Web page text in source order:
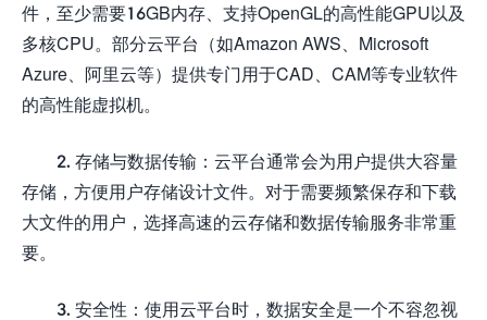
件，至少需要16GB内存、支持OpenGL的高性能GPU以及
多核CPU。部分云平台（如Amazon AWS、Microsoft
Azure、阿里云等）提供专门用于CAD、CAM等专业软件
的高性能虚拟机。
2. 存储与数据传输：云平台通常会为用户提供大容量
存储，方便用户存储设计文件。对于需要频繁保存和下载
大文件的用户，选择高速的云存储和数据传输服务非常重
要。
3. 安全性：使用云平台时，数据安全是一个不容忽视